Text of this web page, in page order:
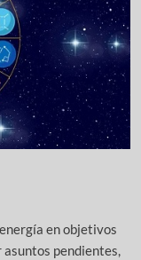
en objetivos
pendientes,